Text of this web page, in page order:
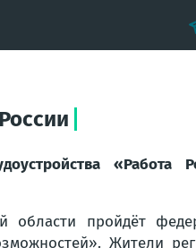
«Работа
области пройдёт
Жители